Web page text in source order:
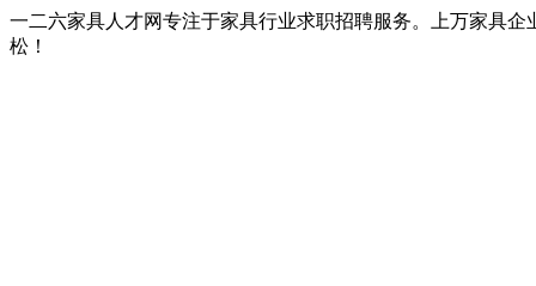
一二六家具人才网专注于家具行业求职招聘服务。上万家具
松！